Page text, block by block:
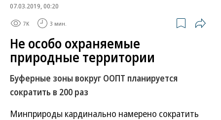
07.03.2019, 00:20
7K 3 мин.
Не особо охраняемые
природные территории
Буферные зоны вокруг ООПТ планируется
сократить в 200 раз
Минприроды кардинально намерено сократить